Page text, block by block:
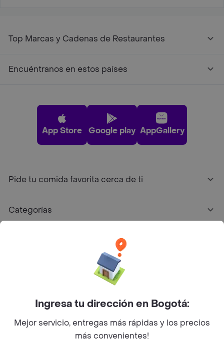
Top Marcas y Cadenas de Restaurantes
Encuéntranos en estos países
App Store Google play AppGallery
Pide tu comida favorita cerca de ti
Categorías
Facebook
Twitter
Instagram
©2026Rappi Inc. All rights reserved.
Ingresa tu dirección en Bogotá:
Mejor servicio, entregas más rápidas y los precios
más convenientes!